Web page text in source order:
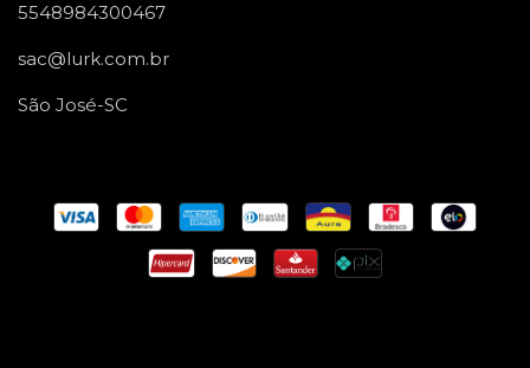
5548984300467
sac@lurk.com.br
São José-SC